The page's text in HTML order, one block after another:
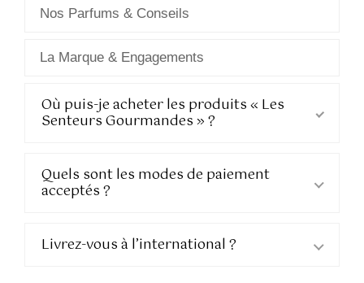
Nos Parfums & Conseils
La Marque & Engagements
Commandes & Livraison
Où puis-je acheter les produits « Les
Senteurs Gourmandes » ?
Quels sont les modes de paiement
acceptés ?
Livrez-vous à l’international ?